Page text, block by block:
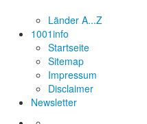
Länder A...Z
1001info
Startseite
Sitemap
Impressum
Disclaimer
Newsletter